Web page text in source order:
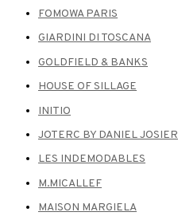
FOMOWA PARIS
GIARDINI DI TOSCANA
GOLDFIELD & BANKS
HOUSE OF SILLAGE
INITIO
JOTERC BY DANIEL JOSIER
LES INDEMODABLES
M.MICALLEF
MAISON MARGIELA